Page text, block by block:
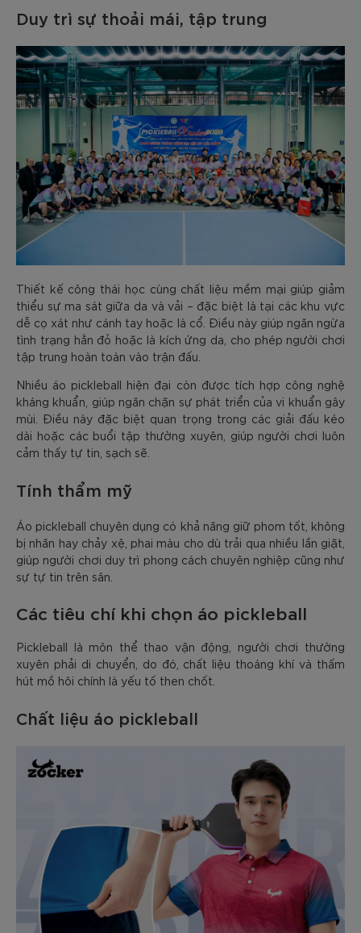
Duy trì sự thoải mái, tập trung
Thiết kế công thái học cùng chất liệu mềm mại giúp giảm
thiểu sự ma sát giữa da và vải – đặc biệt là tại các khu vực
dễ cọ xát như cánh tay hoặc là cổ. Điều này giúp ngăn ngừa
tình trạng hằn đỏ hoặc là kích ứng da, cho phép người chơi
tập trung hoàn toàn vào trận đấu.
Nhiều áo pickleball hiện đại còn được tích hợp công nghệ
kháng khuẩn, giúp ngăn chặn sự phát triển của vi khuẩn gây
mùi. Điều này đặc biệt quan trọng trong các giải đấu kéo
dài hoặc các buổi tập thường xuyên, giúp người chơi luôn
cảm thấy tự tin, sạch sẽ.
Tính thẩm mỹ
Áo pickleball chuyên dụng có khả năng giữ phom tốt, không
bị nhăn hay chảy xệ, phai màu cho dù trải qua nhiều lần giặt,
giúp người chơi duy trì phong cách chuyên nghiệp cũng như
sự tự tin trên sân.
Các tiêu chí khi chọn áo pickleball
Pickleball là môn thể thao vận động, người chơi thường
xuyên phải di chuyển, do đó, chất liệu thoáng khí và thấm
hút mồ hôi chính là yếu tố then chốt.
Chất liệu áo pickleball